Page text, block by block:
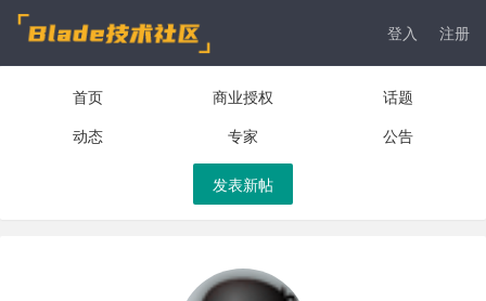
登入 注册
首页 商业授权
话题
动态
专家 公告
发表新帖